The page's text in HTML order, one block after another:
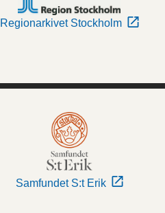
Regionarkivet Stockholm
Samfundet S:t Erik